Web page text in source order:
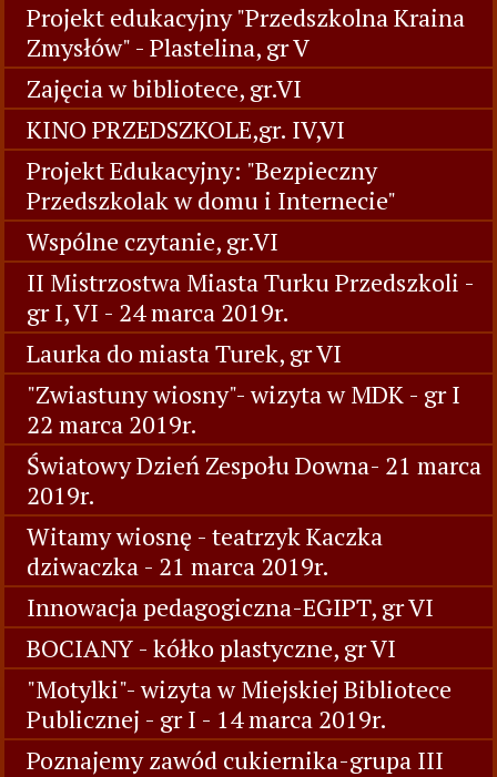
Projekt edukacyjny "Przedszkolna Kraina
Zmysłów" - Plastelina, gr V
Zajęcia w bibliotece, gr.VI
KINO PRZEDSZKOLE,gr. IV,VI
Projekt Edukacyjny: "Bezpieczny
Przedszkolak w domu i Internecie"
Wspólne czytanie, gr.VI
II Mistrzostwa Miasta Turku Przedszkoli -
gr I, VI - 24 marca 2019r.
Laurka do miasta Turek, gr VI
"Zwiastuny wiosny"- wizyta w MDK - gr I
22 marca 2019r.
Światowy Dzień Zespołu Downa- 21 marca
2019r.
Witamy wiosnę - teatrzyk Kaczka
dziwaczka - 21 marca 2019r.
Innowacja pedagogiczna-EGIPT, gr VI
BOCIANY - kółko plastyczne, gr VI
"Motylki"- wizyta w Miejskiej Bibliotece
Publicznej - gr I - 14 marca 2019r.
Poznajemy zawód cukiernika-grupa III